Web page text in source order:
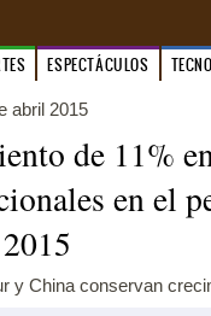
ESPECTÁCULOS
abril 2015
de 11%
en el
y China conservan